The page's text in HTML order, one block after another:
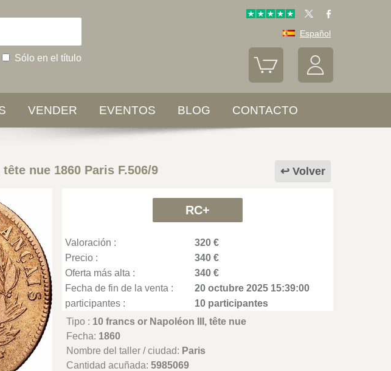
Sólo en el título
Español
VENDER EVENTOS BLOG CONTACTO
Volver
nue 1860 Paris F.506/9
RC+
Valoración :
320 €
Precio :
340 €
Oferta más alta :
340 €
Fecha de fin de la venta :
20 octubre 2025 15:39:00
participantes :
10 participantes
Tipo : 10 francs or Napoléon III, tête nue
Fecha: 1860
Nombre del taller / ciudad: Paris
Cantidad acuñada:5985069